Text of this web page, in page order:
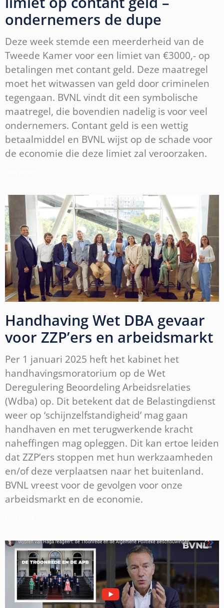
ondernemers de dupe
Deze week stemde een meerderheid van de
Tweede Kamer voor een limiet van €3000,- op
betalingen met contant geld. Deze maatregel
moet het witwassen van geld door criminelen
tegengaan. BVNL vindt dit een symbolische
maatregel, die bovendien nadelig is voor veel
ondernemers. Contant geld is een wettig
betaalmiddel en BVNL wijst op de schade voor
de economie die deze limiet zal veroorzaken.
Handhaving Wet DBA gevaar
voor ZZP’ers en arbeidsmarkt
Per 1 januari 2025 heft het kabinet het
handhavingsmoratorium op de Wet
Deregulering Beoordeling Arbeidsrelaties
(Wdba) op. Dit betekent dat de Belastingdienst
weer op ‘schijnzelfstandigheid’ mag gaan
handhaven en met terugwerkende kracht
naheffingen mag opleggen. Dit kan ertoe leiden
dat ZZP’ers stoppen met hun werkzaamheden
en/of deze verplaatsen naar het buitenland.
BVNL vreest voor de gevolgen voor onze
arbeidsmarkt en de economie.